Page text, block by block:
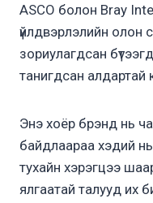
ASCO болон Bray
үйлдвэрлэлийн олон
зориулагдсан
танигдсан
Энэ хоёр брэнд нь
байдлаараа хэдий
тухайн хэрэгцээ
ялгаатай талууд их